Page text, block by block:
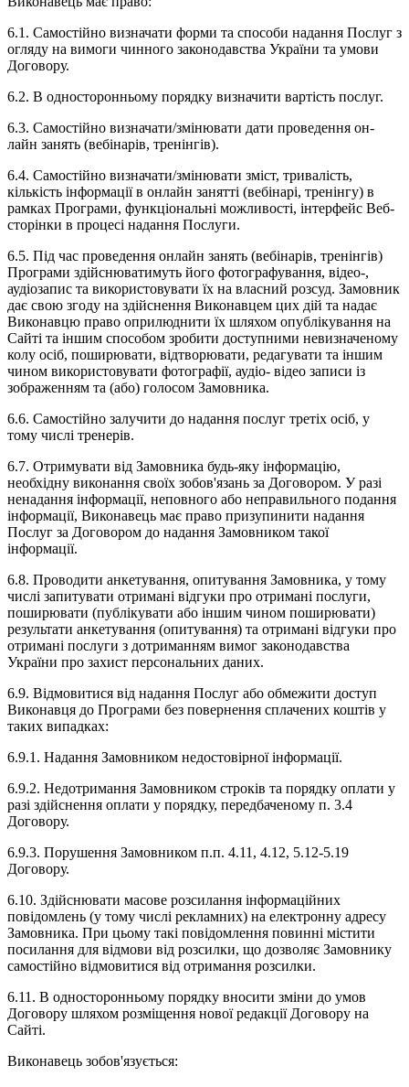
6.1. Самостійно визначати форми та способи надання Послуг з
огляду на вимоги чинного законодавства України та умови
Договору.
6.2. В односторонньому порядку визначити вартість послуг.
6.3. Самостійно визначати/змінювати дати проведення он-
лайн занять (вебінарів, тренінгів).
6.4. Самостійно визначати/змінювати зміст, тривалість,
кількість інформації в онлайн занятті (вебінарі, тренінгу) в
рамках Програми, функціональні можливості, інтерфейс Веб-
сторінки в процесі надання Послуги.
6.5. Під час проведення онлайн занять (вебінарів, тренінгів)
Програми здійснюватимуть його фотографування, відео-,
аудіозапис та використовувати їх на власний розсуд. Замовник
дає свою згоду на здійснення Виконавцем цих дій та надає
Виконавцю право оприлюднити їх шляхом опублікування на
Сайті та іншим способом зробити доступними невизначеному
колу осіб, поширювати, відтворювати, редагувати та іншим
чином використовувати фотографії, аудіо- відео записи із
зображенням та (або) голосом Замовника.
6.6. Самостійно залучити до надання послуг третіх осіб, у
тому числі тренерів.
6.7. Отримувати від Замовника будь-яку інформацію,
необхідну виконання своїх зобов'язань за Договором. У разі
ненадання інформації, неповного або неправильного подання
інформації, Виконавець має право призупинити надання
Послуг за Договором до надання Замовником такої
інформації.
6.8. Проводити анкетування, опитування Замовника, у тому
числі запитувати отримані відгуки про отримані послуги,
поширювати (публікувати або іншим чином поширювати)
результати анкетування (опитування) та отримані відгуки про
отримані послуги з дотриманням вимог законодавства
України про захист персональних даних.
6.9. Відмовитися від надання Послуг або обмежити доступ
Виконавця до Програми без повернення сплачених коштів у
таких випадках:
6.9.1. Надання Замовником недостовірної інформації.
6.9.2. Недотримання Замовником строків та порядку оплати у
разі здійснення оплати у порядку, передбаченому п. 3.4
Договору.
6.9.3. Порушення Замовником п.п. 4.11, 4.12, 5.12-5.19
Договору.
6.10. Здійснювати масове розсилання інформаційних
повідомлень (у тому числі рекламних) на електронну адресу
Замовника. При цьому такі повідомлення повинні містити
посилання для відмови від розсилки, що дозволяє Замовнику
самостійно відмовитися від отримання розсилки.
6.11. В односторонньому порядку вносити зміни до умов
Договору шляхом розміщення нової редакції Договору на
Сайті.
Виконавець зобов'язується: